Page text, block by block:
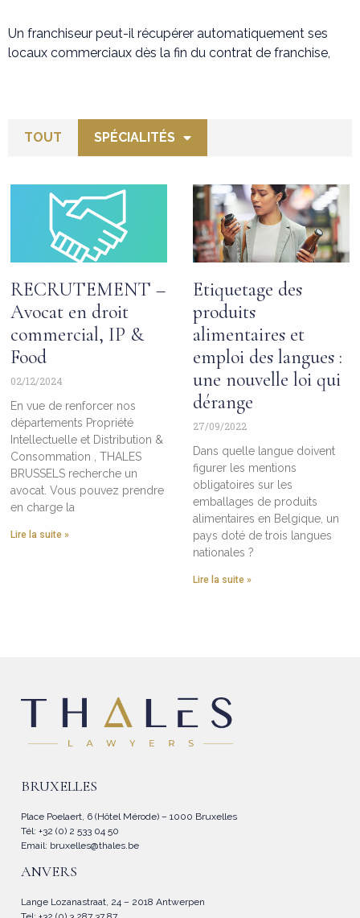
Un franchiseur peut-il récupérer automatiquement ses
locaux commerciaux dès la fin du contrat de franchise,
TOUT SPÉCIALITÉS
RECRUTEMENT –
Avocat en droit
commercial, IP &
Food
02/12/2024
En vue de renforcer nos
départements Propriété
Intellectuelle et Distribution &
Consommation , THALES
BRUSSELS recherche un
avocat. Vous pouvez prendre
en charge la
Lire la suite »
Etiquetage des
produits
alimentaires et
emploi des langues :
une nouvelle loi qui
dérange
27/09/2022
Dans quelle langue doivent
figurer les mentions
obligatoires sur les
emballages de produits
alimentaires en Belgique, un
pays doté de trois langues
nationales ?
Lire la suite »
BRUXELLES
Place Poelaert, 6 (Hôtel Mérode) – 1000 Bruxelles
Tél: +32 (0) 2 533 04 50
Email: bruxelles@thales.be
ANVERS
Lange Lozanastraat, 24 – 2018 Antwerpen